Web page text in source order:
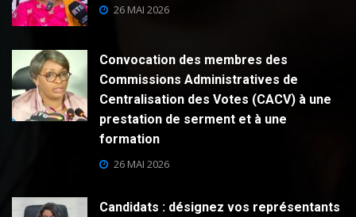
26 MAI 2026
Convocation des membres des
Commissions Administratives de
Centralisation des Votes (CACV) à une
prestation de serment et à une
formation
26 MAI 2026
Candidats : désignez vos représentants